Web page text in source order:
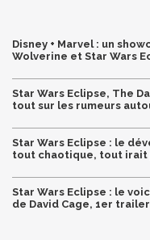
Disney + Marvel : un
Wolverine et Star Wars
Star Wars Eclipse, The
tout sur les rumeurs
Star Wars Eclipse : le
tout chaotique, tout irait
Star Wars Eclipse : le
de David Cage, 1er trailer